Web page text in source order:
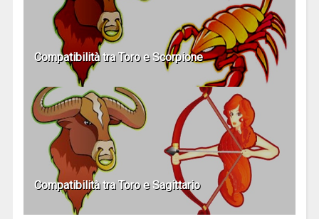
Compatibilità tra Toro e Scorpione
Compatibilità tra Toro e Sagittario